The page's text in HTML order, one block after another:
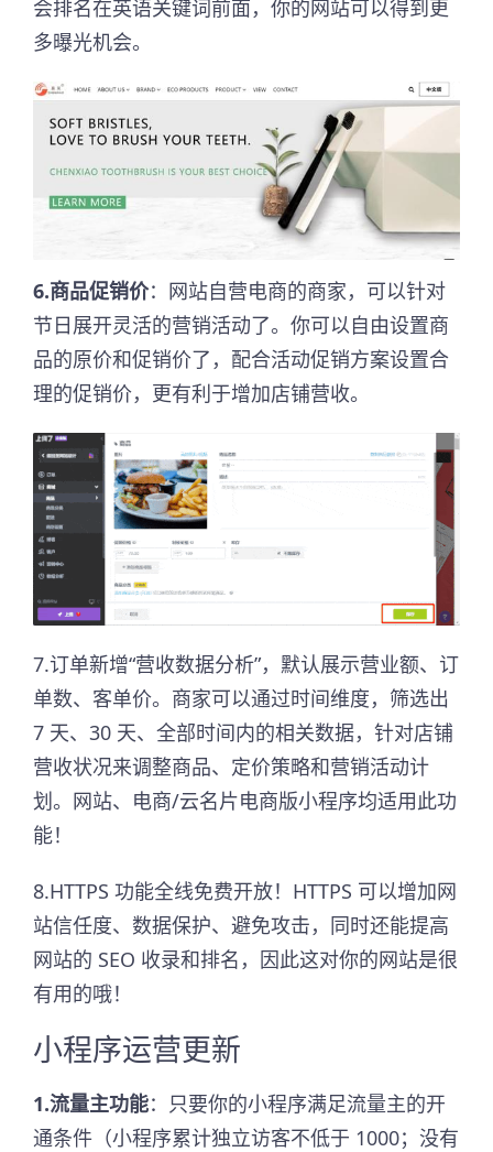
会排名在英语关键词前面，你的网站可以得到更
多曝光机会。
6.商品促销价：网站自营电商的商家，可以针对
节日展开灵活的营销活动了。你可以自由设置商
品的原价和促销价了，配合活动促销方案设置合
理的促销价，更有利于增加店铺营收。
7.订单新增“营收数据分析”，默认展示营业额、订
单数、客单价。商家可以通过时间维度，筛选出
7 天、30 天、全部时间内的相关数据，针对店铺
营收状况来调整商品、定价策略和营销活动计
划。网站、电商/云名片电商版小程序均适用此功
能！
8.HTTPS 功能全线免费开放！HTTPS 可以增加网
站信任度、数据保护、避免攻击，同时还能提高
网站的 SEO 收录和排名，因此这对你的网站是很
有用的哦！
小程序运营更新
1.流量主功能：只要你的小程序满足流量主的开
通条件（小程序累计独立访客不低于 1000；没有